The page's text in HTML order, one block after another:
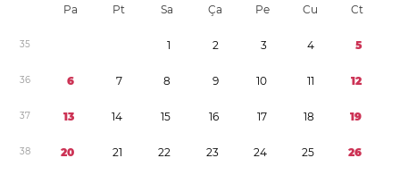
Pa Pt Sa Ça Pe Cu Ct
35 1 2 3 4 5
36 6 7 8 9 10 11 12
37 13 14 15 16 17 18 19
38 20 21 22 23 24 25 26